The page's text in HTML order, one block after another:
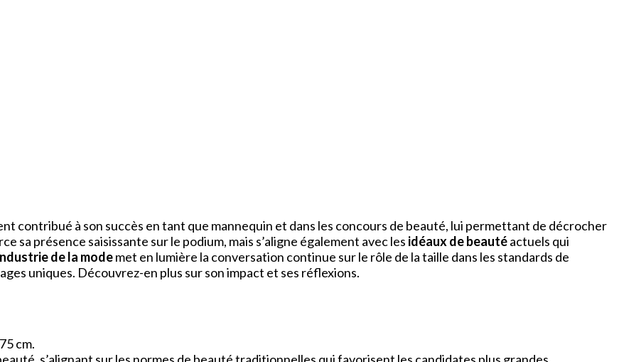
contribué à son succès en tant que mannequin et dans les concours de beauté, lui permettant de décrocher
sa présence saisissante sur le podium, mais s’aligne également avec les idéaux de beautéactuels qui
de la modemet en lumière la conversation continue sur le rôle de la taille dans les standards de
uniques. Découvrez-en plus sur son impact et ses réflexions.
cm.